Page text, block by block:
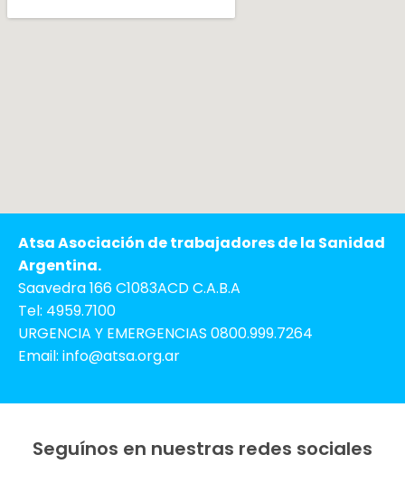
Atsa Asociación de trabajadores de la Sanidad
Argentina.
Saavedra 166 C1083ACD C.A.B.A
Tel: 4959.7100
URGENCIA Y EMERGENCIAS 0800.999.7264
Email: info@atsa.org.ar
Seguínos en nuestras redes sociales